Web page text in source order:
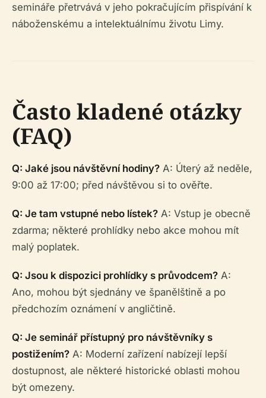
semináře přetrvává v jeho pokračujícím přispívání k
náboženskému a intelektuálnímu životu Limy.
Často kladené otázky
(FAQ)
Q: Jaké jsou návštěvní hodiny? A: Úterý až neděle,
9:00 až 17:00; před návštěvou si to ověřte.
Q: Je tam vstupné nebo lístek? A: Vstup je obecně
zdarma; některé prohlídky nebo akce mohou mít
malý poplatek.
Q: Jsou k dispozici prohlídky s průvodcem? A:
Ano, mohou být sjednány ve španělštině a po
předchozím oznámení v angličtině.
Q: Je seminář přístupný pro návštěvníky s
postižením? A: Moderní zařízení nabízejí lepší
dostupnost, ale některé historické oblasti mohou
být omezeny.